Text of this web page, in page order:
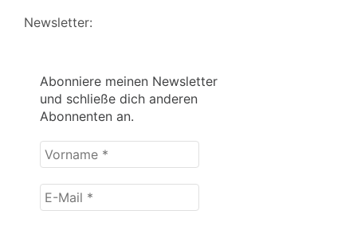
Newsletter:
Abonniere meinen Newsletter
und schließe dich anderen
Abonnenten an.
Vorname
*
E-
Mail